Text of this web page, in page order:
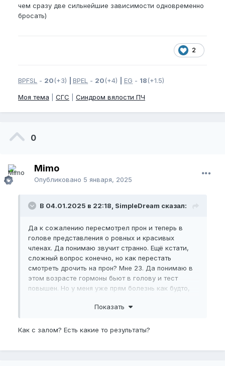
чем сразу две сильнейшие зависимости одновременно
бросать)
2
BPFSL - 20(+3) BPEL - 20(+4) EG - 18(+1.5)
Моя тема СГС Синдром вялости ПЧ
0
Mimo
Опубликовано 5 января, 2025
В 04.01.2025 в 22:18, SimpleDream сказал:
Да к сожалению пересмотрел прон и теперь в
голове представления о ровных и красивых
членах. Да понимаю звучит странно. Ещё кстати,
сложный вопрос конечно, но как перестать
смотреть дрочить на прон? Мне 23. Да понимаю в
этом возрасте гормоны бьют в голову и тест
повышен. Но у меня уже прям болезнь как будто,
когда осознал на сколько часто это происходит и
что даже после зала дрочу. Хотя сил то по факту
Показать
Как с залом? Есть какие то результаты?